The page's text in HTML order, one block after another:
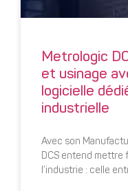
Metrologic
et usinage
logicielle
industrielle
Avec son
DCS entend mettre
l’industrie : celle